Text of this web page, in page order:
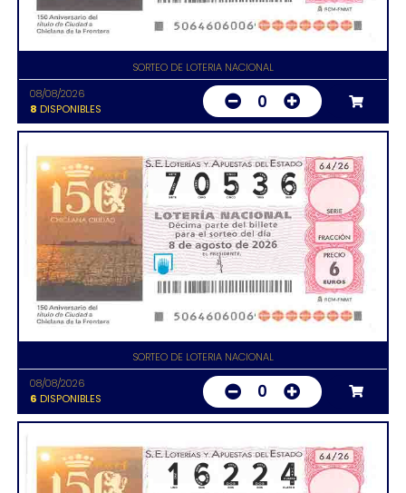
SORTEO DE LOTERIA NACIONAL
08/08/2026
8 DISPONIBLES 0
SORTEO DE LOTERIA NACIONAL
08/08/2026
6 DISPONIBLES 0